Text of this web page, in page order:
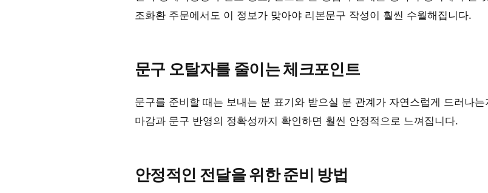
조화환 주문에서도 이 정보가 맞아야 리본문구 작성이 훨씬 수월해집니다.
문구 오탈자를 줄이는 체크포인트
문구를 준비할 때는 보내는 분 표기와 받으실 분 관계가 자연스럽게 드러나
마감과 문구 반영의 정확성까지 확인하면 훨씬 안정적으로 느껴집니다.
안정적인 전달을 위한 준비 방법